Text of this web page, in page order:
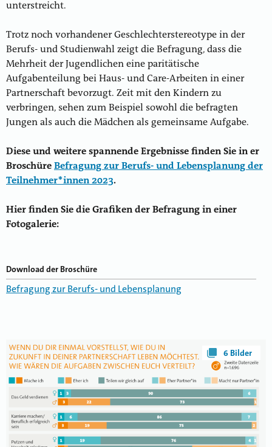
unterstreicht.
Trotz noch vorhandener Geschlechterstereotype in der
Berufs- und Studienwahl zeigt die Befragung, dass die
Mehrheit der Jugendlichen eine paritätische
Aufgabenteilung bei Haus- und Care-Arbeiten in einer
Partnerschaft bevorzugt. Zeit mit den Kindern zu
verbringen, sehen zum Beispiel sowohl die befragten
Jungen als auch die Mädchen als gemeinsame Aufgabe.
Diese und weitere spannende Ergebnisse finden Sie in er
Broschüre Befragung zur Berufs- und Lebensplanung der
Teilnehmer*innen 2023.
Hier finden Sie die Grafiken der Befragung in einer
Fotogalerie:
Download der Broschüre
Befragung zur Berufs- und Lebensplanung
6 Bilder